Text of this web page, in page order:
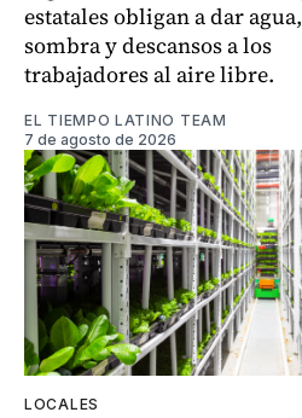
estatales obligan a dar agua,
sombra y descansos a los
trabajadores al aire libre.
EL TIEMPO LATINO TEAM
7 de agosto de 2026
LOCALES